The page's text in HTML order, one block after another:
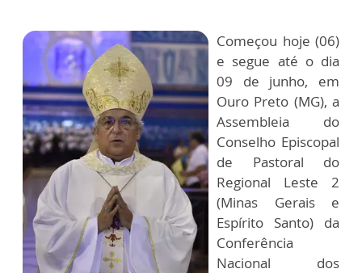
Começou hoje (06)
e segue até o dia
09 de junho, em
Ouro Preto (MG), a
Assembleia do
Conselho Episcopal
de Pastoral do
Regional Leste 2
(Minas Gerais e
Espírito Santo) da
Conferência
Nacional dos